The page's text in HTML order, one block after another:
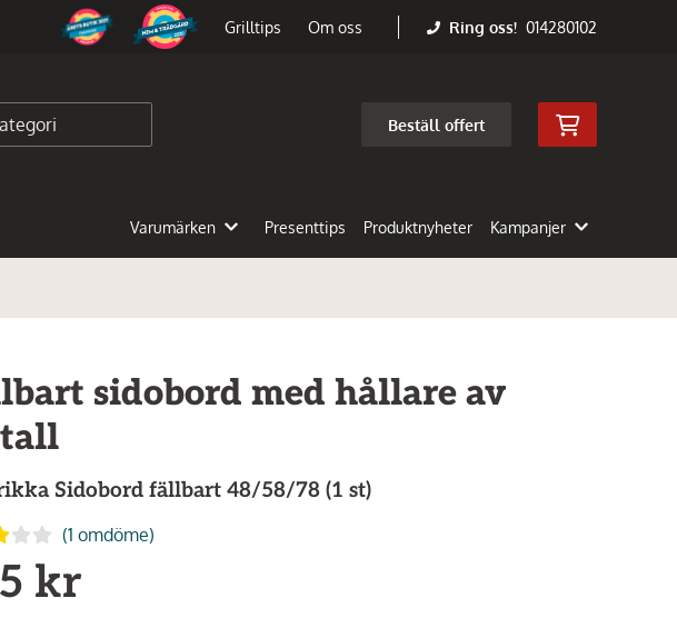
Grilltips Om oss Ring oss! 014280102
Beställ offert
Varumärken Presenttips Produktnyheter Kampanjer
sidobord med hållare av
Sidobord fällbart 48/58/78 (1 st)
(1 omdöme)
kr